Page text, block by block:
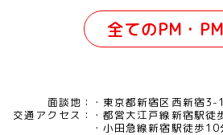
全てのPM・
面談地：
東京都新宿区西新宿
交通アクセス：
都営大江戸線新宿駅徒
小田急線新宿駅徒歩10